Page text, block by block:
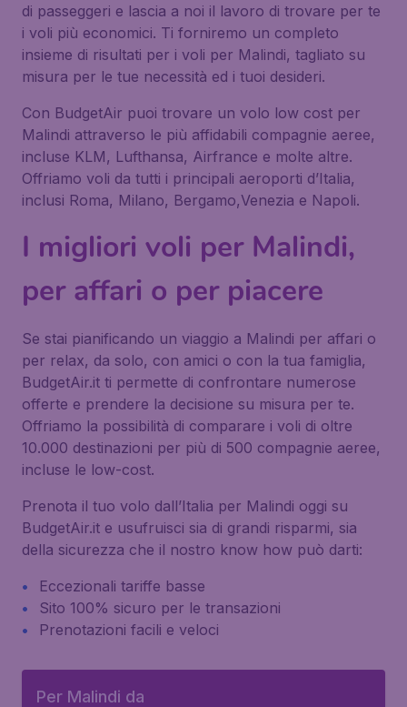
di passeggeri e lascia a noi il lavoro di trovare per te
i voli più economici. Ti forniremo un completo
insieme di risultati per i voli per Malindi, tagliato su
misura per le tue necessità ed i tuoi desideri.
Con BudgetAir puoi trovare un volo low cost per
Malindi attraverso le più affidabili compagnie aeree,
incluse KLM, Lufthansa, Airfrance e molte altre.
Offriamo voli da tutti i principali aeroporti d’Italia,
inclusi Roma, Milano, Bergamo,Venezia e Napoli.
I migliori voli per Malindi,
per affari o per piacere
Se stai pianificando un viaggio a Malindi per affari o
per relax, da solo, con amici o con la tua famiglia,
BudgetAir.it ti permette di confrontare numerose
offerte e prendere la decisione su misura per te.
Offriamo la possibilità di comparare i voli di oltre
10.000 destinazioni per più di 500 compagnie aeree,
incluse le low-cost.
Prenota il tuo volo dall’Italia per Malindi oggi su
BudgetAir.it e usufruisci sia di grandi risparmi, sia
della sicurezza che il nostro know how può darti:
Eccezionali tariffe basse
Sito 100% sicuro per le transazioni
Prenotazioni facili e veloci
Per Malindi da